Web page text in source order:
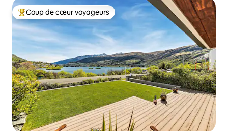
Coups de cœur voyageurs les plus appréciés
Coup de cœur voyageurs